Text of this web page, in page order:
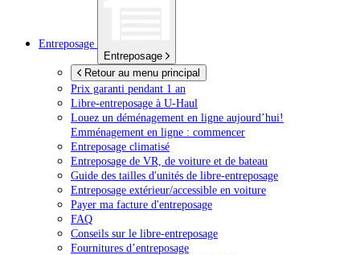
Entreposage
Entreposage
Retour au menu principal
Prix garanti pendant 1 an
Libre-entreposage à U-Haul
Louez un déménagement en ligne aujourd’hui!
Emménagement en ligne : commencer
Entreposage climatisé
Entreposage de VR, de voiture et de bateau
Guide des tailles d'unités de libre-entreposage
Entreposage extérieur/accessible en voiture
Payer ma facture d'entreposage
FAQ
Conseils sur le libre-entreposage
Fournitures d’entreposage